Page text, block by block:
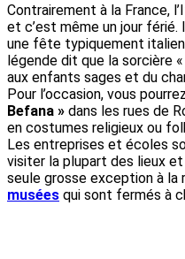
Contrairement à la France,
et c’est même un jour
une fête typiquement
légende dit que la sorcière
aux enfants sages et du
Pour l’occasion, vous
Befana » dans les rues de
en costumes religieux ou
Les entreprises et écoles
visiter la plupart des lieux
seule grosse exception à la
musées qui sont fermés à